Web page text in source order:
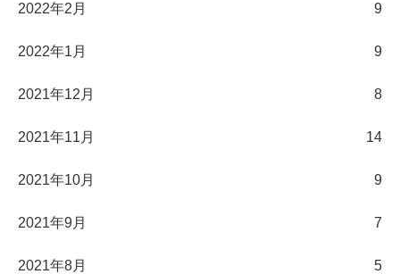
2022年2月 9
2022年1月 9
2021年12月 8
2021年11月 14
2021年10月 9
2021年9月 7
2021年8月 5